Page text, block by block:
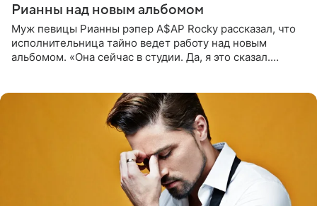
Рианны над новым альбомом
Муж певицы Рианны рэпер A$AP Rocky рассказал, что
исполнительница тайно ведет работу над новым
альбомом. «Она сейчас в студии. Да, я это сказал.